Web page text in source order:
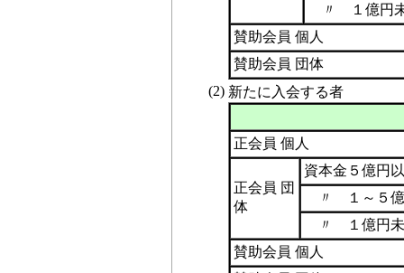
〃 １億円
賛助会員 個人
賛助会員 団体
(2) 新たに入会する者
正会員 個人
正会員 団
体
資本金５億円
〃 １～５億
〃 １億円
賛助会員 個人